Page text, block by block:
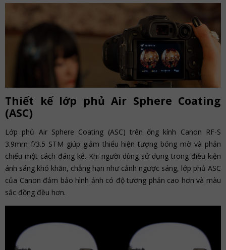
Thiết kế lớp phủ Air Sphere Coating
(ASC)
Lớp phủ Air Sphere Coating (ASC) trên ống kính Canon RF-S
3.9mm f/3.5 STM giúp giảm thiểu hiện tượng bóng mờ và phản
chiếu một cách đáng kể. Khi người dùng sử dụng trong điều kiện
ánh sáng khó khăn, chẳng hạn như cảnh ngược sáng, lớp phủ ASC
của Canon đảm bảo hình ảnh có độ tương phản cao hơn và màu
sắc đồng đều hơn.